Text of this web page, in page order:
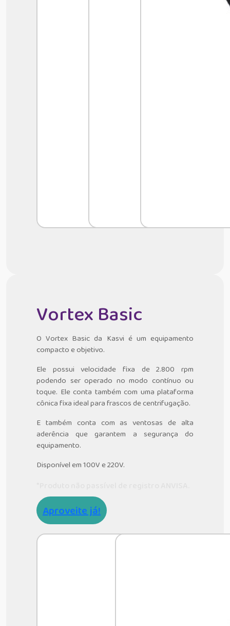
Vortex Basic
O Vortex Basic da Kasvi é um equipamento
compacto e objetivo.
Ele possui velocidade fixa de 2.800 rpm
podendo ser operado no modo contínuo ou
toque. Ele conta também com uma plataforma
cônica fixa ideal para frascos de centrifugação.
E também conta com as ventosas de alta
aderência que garantem a segurança do
equipamento.
Disponível em 100V e 220V.
Aproveite já!